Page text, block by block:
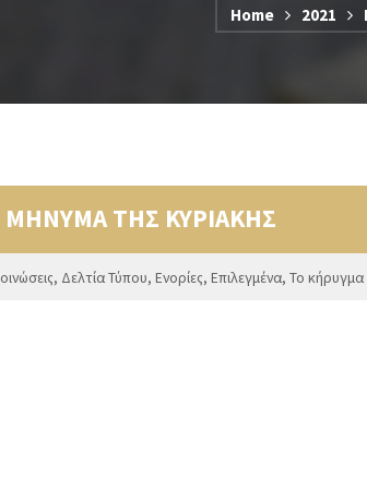
Home 2021
ΜΗΝΥΜΑ ΤΗΣ ΚΥΡΙΑΚΗΣ
, Δελτία Τύπου, Ενορίες, Επιλεγμένα, Το κήρυγμα